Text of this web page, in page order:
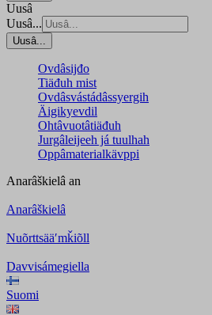
Uusâ
Uusâ...
Uusâ...
Ovdâsijđo
Tiäđuh mist
Ovdâsvástádâssyergih
Äigikyevdil
Ohtâvuotâtiäđuh
Jurgâleijeeh já tuulhah
Oppâmaterialkävppi
Anarâškielâ an
Anarâškielâ
Nuõrttsääʹmǩiõll
Davvisámegiella
Suomi